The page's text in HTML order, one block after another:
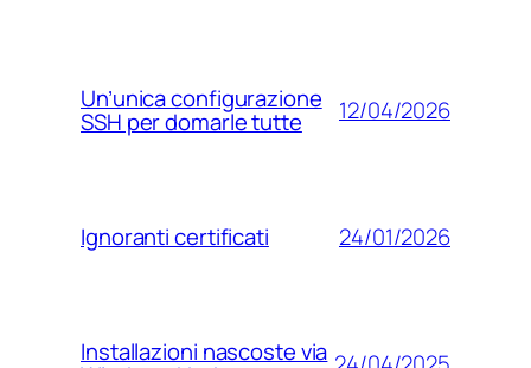
Un’unica configurazione
SSH per domarle tutte 12/04/2026
Ignoranti certificati 24/01/2026
Installazioni nascoste via